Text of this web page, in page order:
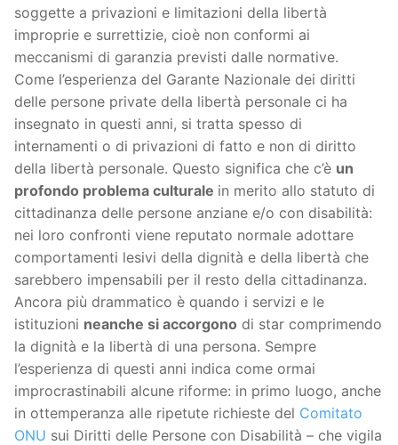
soggette a privazioni e limitazioni della libertà
improprie e surrettizie, cioè non conformi ai
meccanismi di garanzia previsti dalle normative.
Come l’esperienza del Garante Nazionale dei diritti
delle persone private della libertà personale ci ha
insegnato in questi anni, si tratta spesso di
internamenti o di privazioni di fatto e non di diritto
della libertà personale. Questo significa che c’è un
profondo problema culturale in merito allo statuto di
cittadinanza delle persone anziane e/o con disabilità:
nei loro confronti viene reputato normale adottare
comportamenti lesivi della dignità e della libertà che
sarebbero impensabili per il resto della cittadinanza.
Ancora più drammatico è quando i servizi e le
istituzioni neanche si accorgono di star comprimendo
la dignità e la libertà di una persona. Sempre
l’esperienza di questi anni indica come ormai
improcrastinabili alcune riforme: in primo luogo, anche
in ottemperanza alle ripetute richieste del Comitato
ONU sui Diritti delle Persone con Disabilità – che vigila